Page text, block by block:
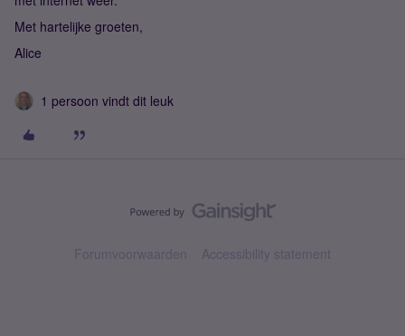
Met hartelijke groeten,
Alice
1 persoon vindt dit leuk
Forumvoorwaarden Accessibility statement